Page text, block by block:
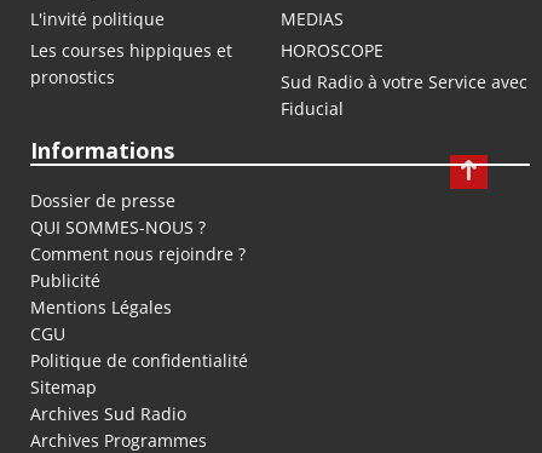
L'invité politique
MEDIAS
Les courses hippiques et
pronostics
HOROSCOPE
Sud Radio à votre Service avec
Fiducial
Informations
Dossier de presse
QUI SOMMES-NOUS ?
Comment nous rejoindre ?
Publicité
Mentions Légales
CGU
Politique de confidentialité
Sitemap
Archives Sud Radio
Archives Programmes